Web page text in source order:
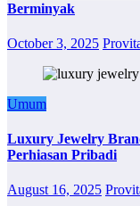
Berminyak
October 3, 2025
Umum
Luxury Jewelry
Perhiasan Pribadi
August 16, 2025